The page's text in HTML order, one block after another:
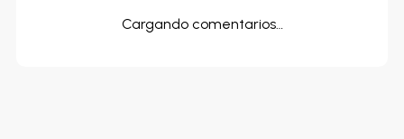
Cargando comentarios…